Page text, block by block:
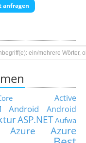
anfragen
Active
Android
Android
ASP.NETAufwa
Azure
Azure